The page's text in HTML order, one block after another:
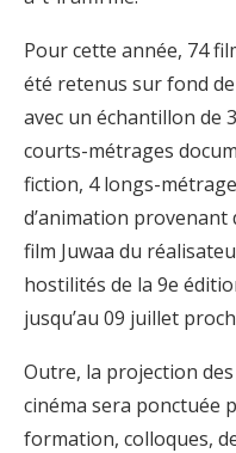
Pour cette année, 74
été retenus sur fond
avec un échantillon de
courts-métrages
fiction, 4 longs-
d’animation provenant
film Juwaa du
hostilités de la 9e
jusqu’au 09 juillet
Outre, la projection
cinéma sera ponctuée
formation, colloques,